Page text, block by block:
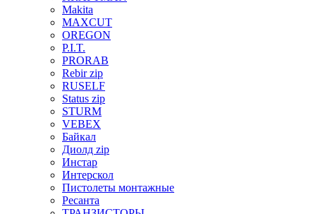
Makita
MAXCUT
OREGON
P.I.T.
PRORAB
Rebir zip
RUSELF
Status zip
STURM
VEBEX
Байкал
Диолд zip
Инстар
Интерскол
Пистолеты монтажные
Ресанта